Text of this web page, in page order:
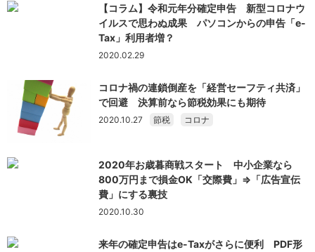
【コラム】令和元年分確定申告 新型コロナウ
イルスで思わぬ成果 パソコンからの申告「e-
Tax」利用者増？
2020.02.29
コロナ禍の連鎖倒産を「経営セーフティ共済」
で回避 決算前なら節税効果にも期待
2020.10.27 節税 コロナ
2020年お歳暮商戦スタート 中小企業なら
800万円まで損金OK「交際費」⇒「広告宣伝
費」にする裏技
2020.10.30
来年の確定申告はe-Taxがさらに便利 PDF形